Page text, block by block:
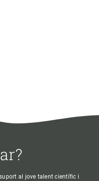
al jove talent científic i